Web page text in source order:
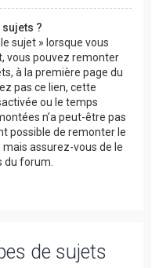
?
sujet » lorsque vous
vous pouvez remonter
à la première page du
pas ce lien, cette
ou le temps
n’a peut-être pas
possible de remonter le
assurez-vous de le
du forum.
de sujets